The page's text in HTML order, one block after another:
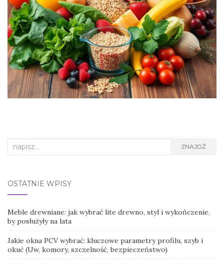
Search
ZNAJDŹ
OSTATNIE WPISY
Meble drewniane: jak wybrać lite drewno, styl i wykończenie,
by posłużyły na lata
Jakie okna PCV wybrać: kluczowe parametry profilu, szyb i
okuć (Uw, komory, szczelność, bezpieczeństwo)